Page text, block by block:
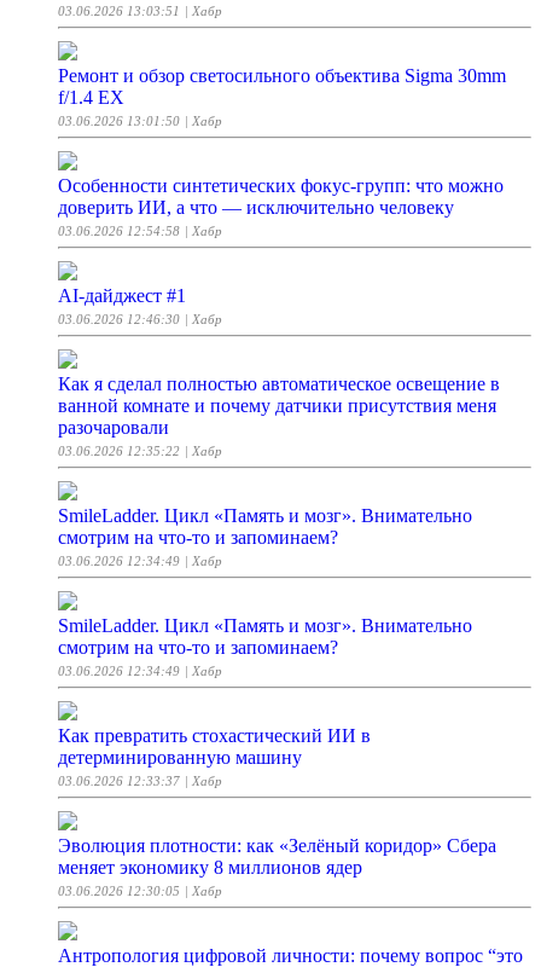
03.06.2026 13:03:51 | Хабр
Ремонт и обзор светосильного объектива Sigma 30mm
f/1.4 EX
03.06.2026 13:01:50 | Хабр
Особенности синтетических фокус-групп: что можно
доверить ИИ, а что — исключительно человеку
03.06.2026 12:54:58 | Хабр
AI-дайджест #1
03.06.2026 12:46:30 | Хабр
Как я сделал полностью автоматическое освещение в
ванной комнате и почему датчики присутствия меня
разочаровали
03.06.2026 12:35:22 | Хабр
SmileLadder. Цикл «Память и мозг». Внимательно
смотрим на что‑то и запоминаем?
03.06.2026 12:34:49 | Хабр
SmileLadder. Цикл «Память и мозг». Внимательно
смотрим на что-то и запоминаем?
03.06.2026 12:34:49 | Хабр
Как превратить стохастический ИИ в
детерминированную машину
03.06.2026 12:33:37 | Хабр
Эволюция плотности: как «Зелёный коридор» Сбера
меняет экономику 8 миллионов ядер
03.06.2026 12:30:05 | Хабр
Антропология цифровой личности: почему вопрос “это